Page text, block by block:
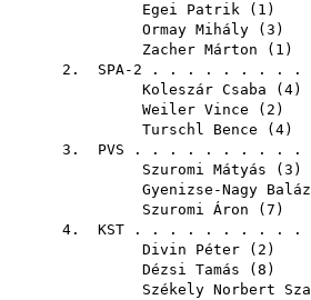
Egei Patrik ( 1
Ormay Mihály ( 3
Zacher Márton ( 1
2. SPA-2 . . . . . . . . .
Koleszár Csaba ( 4
Weiler Vince ( 2
Turschl Bence ( 4
3. PVS . . . . . . . . . . .
Szuromi Mátyás ( 3
Gyenizse-Nagy
Szuromi Áron ( 7
4. KST . . . . . . . . . . .
Divin Péter ( 2
Dézsi Tamás ( 8
Székely Norbert